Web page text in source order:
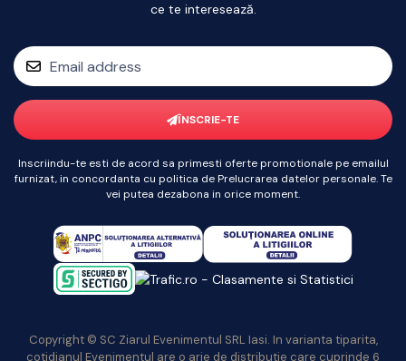
ce te interesează.
ÎNSCRIE-TE
Inscriindu-te esti de acord sa primesti oferte promotionale pe emailul
furnizat, in concordanta cu politica de Prelucrarea datelor personale. Te
vei putea dezabona in orice moment.
Copyright © SC Ziarul Evenimentul SRL Iasi. In varianta tiparita,
cotidianul Evenimentul are o arie de distributie care cuprinde 6